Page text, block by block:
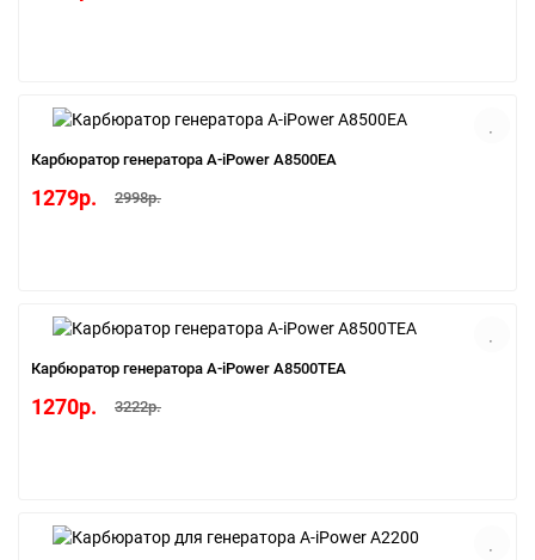
Карбюратор генератора A-iPower A8500EA
1279р. 2998р.
Карбюратор генератора A-iPower A8500ТEA
1270р. 3222р.